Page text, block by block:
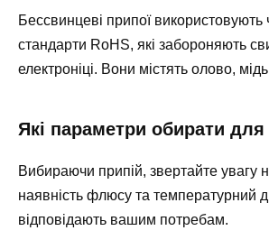
Бессвинцеві припої використовують
стандарти RoHS, які забороняють
електроніці. Вони містять олово, мідь
Які параметри обирати
Вибираючи припій, звертайте увагу
наявність флюсу та температурний
відповідають вашим потребам.